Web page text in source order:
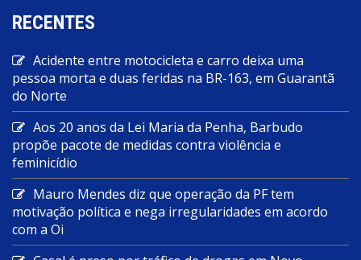
RECENTES
Acidente entre motocicleta e carro deixa uma
pessoa morta e duas feridas na BR-163, em Guarantã
do Norte
Aos 20 anos da Lei Maria da Penha, Barbudo
propõe pacote de medidas contra violência e
feminicídio
Mauro Mendes diz que operação da PF tem
motivação política e nega irregularidades em acordo
com a Oi